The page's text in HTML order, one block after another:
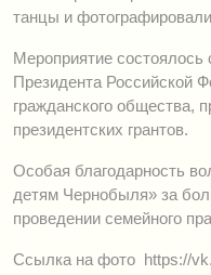
танцы и
Мероприятие состоялось
Президента Российской
гражданского общества,
президентских грантов.
Особая благодарность
детям Чернобыля» за
проведении семейного
Ссылка на фото https://